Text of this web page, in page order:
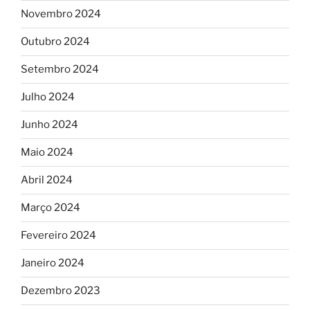
Novembro 2024
Outubro 2024
Setembro 2024
Julho 2024
Junho 2024
Maio 2024
Abril 2024
Março 2024
Fevereiro 2024
Janeiro 2024
Dezembro 2023